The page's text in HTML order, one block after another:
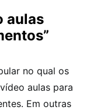
aulas
no qual os
aulas para
Em outras